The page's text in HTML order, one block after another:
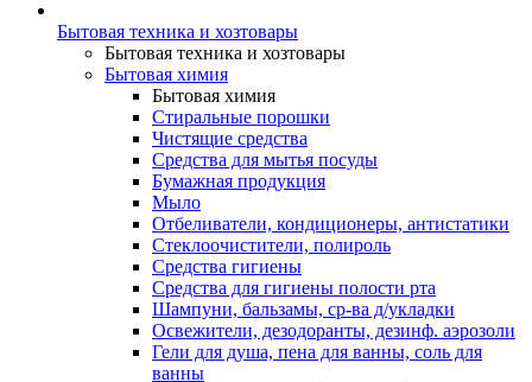
Бытовая техника и хозтовары
Бытовая техника и хозтовары
Бытовая химия
Бытовая химия
Стиральные порошки
Чистящие средства
Средства для мытья посуды
Бумажная продукция
Мыло
Отбеливатели, кондиционеры, антистатики
Стеклоочистители, полироль
Средства гигиены
Средства для гигиены полости рта
Шампуни, бальзамы, ср-ва д/укладки
Освежители, дезодоранты, дезинф. аэрозоли
Гели для душа, пена для ванны, соль для
ванны